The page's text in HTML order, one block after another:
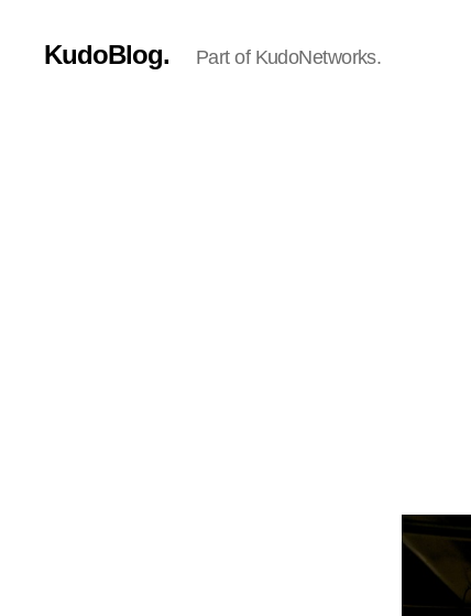
KudoBlog. Part of KudoNetworks.